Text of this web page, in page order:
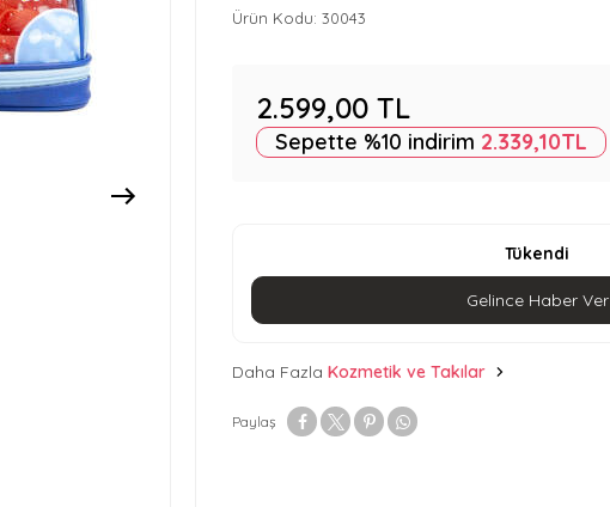
Ürün Kodu: 30043
2.599,00 TL
Sepette %10 indirim 2.339,10TL
Tükendi
Gelince Haber Ver
Daha Fazla Kozmetik ve Takılar
Paylaş